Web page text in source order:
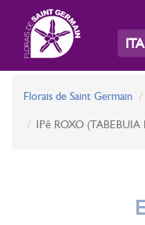
ITA
Florais de Saint Germain
IPê ROXO